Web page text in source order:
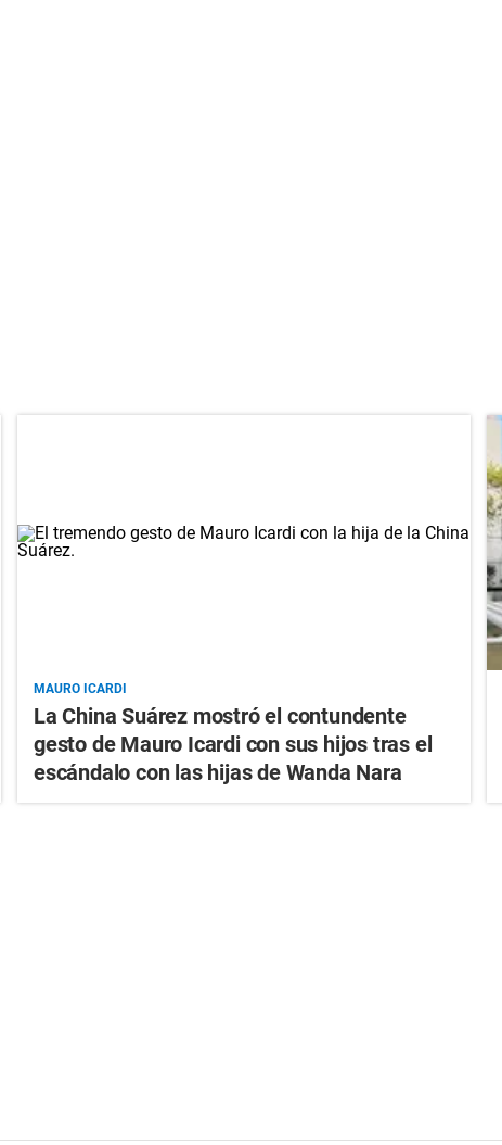
MAURO ICARDI
La China Suárez mostró el contundente
gesto de Mauro Icardi con sus hijos tras el
escándalo con las hijas de Wanda Nara